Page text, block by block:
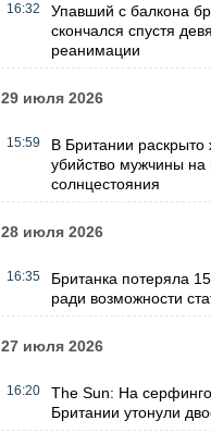
16:32
Упавший с балкона
скончался спустя
реанимации
29 июля 2026
15:59
В Британии раскрыто
убийство мужчины на
солнцестояния
28 июля 2026
16:35
Британка потеряла
ради возможности
27 июля 2026
16:20
The Sun: На
Британии утонули